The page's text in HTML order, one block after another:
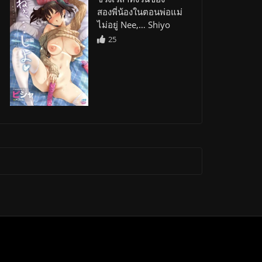
สองพี่น้องในตอนพ่อแม่
ไม่อยู่ Nee,… Shiyo
25